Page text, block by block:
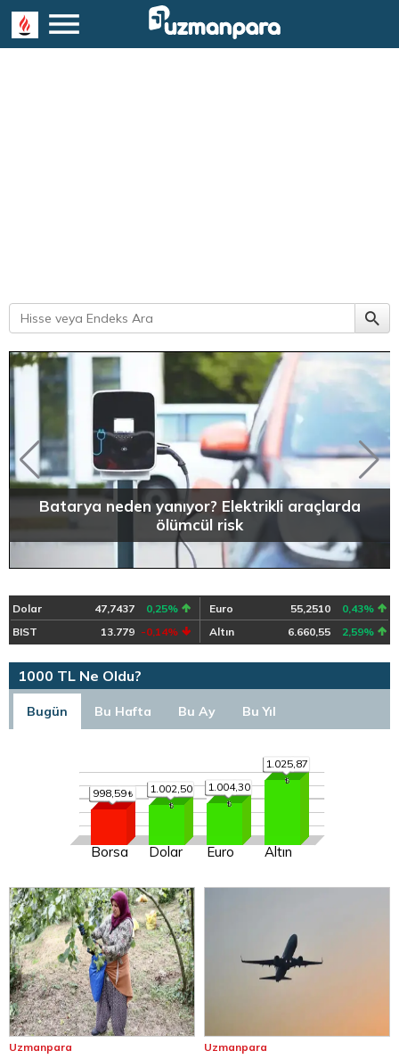
Batarya neden yanıyor? Elektrikli araçlarda
ölümcül risk
Dolar 47,7437 0,25% Euro 55,2510
0,43%
BIST
13.779 -0,14% Altın 6.660,55 2,59%
1000 TL Ne Oldu?
Bugün Bu Hafta Bu Ay Bu Yıl
998,59
Borsa
1.002,50
Dolar
1.004,30
Euro
1.025,87
Altın
Uzmanpara Uzmanpara